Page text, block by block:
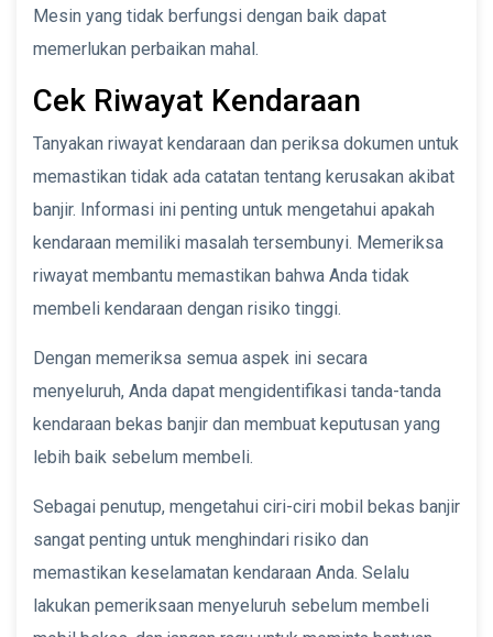
Mesin yang tidak berfungsi dengan baik dapat
memerlukan perbaikan mahal.
Cek Riwayat Kendaraan
Tanyakan riwayat kendaraan dan periksa dokumen untuk
memastikan tidak ada catatan tentang kerusakan akibat
banjir. Informasi ini penting untuk mengetahui apakah
kendaraan memiliki masalah tersembunyi. Memeriksa
riwayat membantu memastikan bahwa Anda tidak
membeli kendaraan dengan risiko tinggi.
Dengan memeriksa semua aspek ini secara
menyeluruh, Anda dapat mengidentifikasi tanda-tanda
kendaraan bekas banjir dan membuat keputusan yang
lebih baik sebelum membeli.
Sebagai penutup, mengetahui ciri-ciri mobil bekas banjir
sangat penting untuk menghindari risiko dan
memastikan keselamatan kendaraan Anda. Selalu
lakukan pemeriksaan menyeluruh sebelum membeli